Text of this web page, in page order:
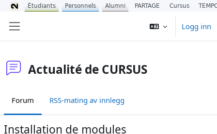
Logg inn
Actualité de CURSUS
Forum RSS-mating av innlegg
Installation de modules
Étudiants Personnels Alumni PARTAGE Cursus